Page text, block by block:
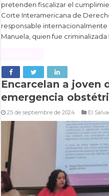
pretenden fiscalizar el
Corte Interamericana de
responsable internacionalmente
Manuela, quien fue criminalizada
Encarcelan a joven
emergencia
25 de septiembre de 2024 El